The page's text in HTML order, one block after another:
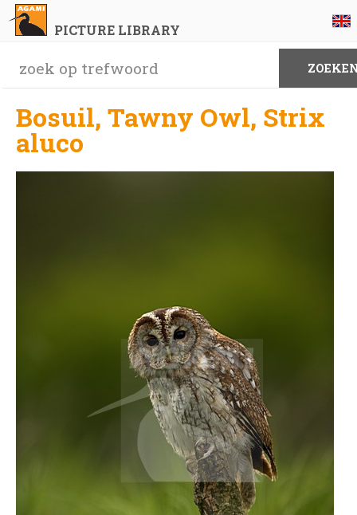
PICTURE LIBRARY
Bosuil, Tawny Owl, Strix
aluco